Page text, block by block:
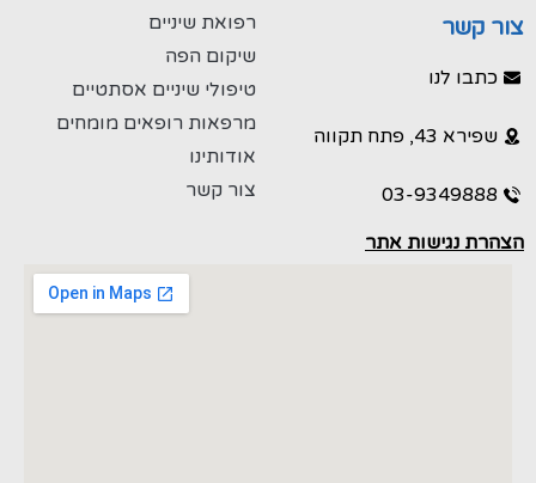
צור קשר
כתבו לנו
שפירא 43, פתח תקווה
03-9349888
הצהרת נגישות אתר
רפואת שיניים
שיקום הפה
טיפולי שיניים אסתטיים
מרפאות רופאים מומחים
אודותינו
צור קשר